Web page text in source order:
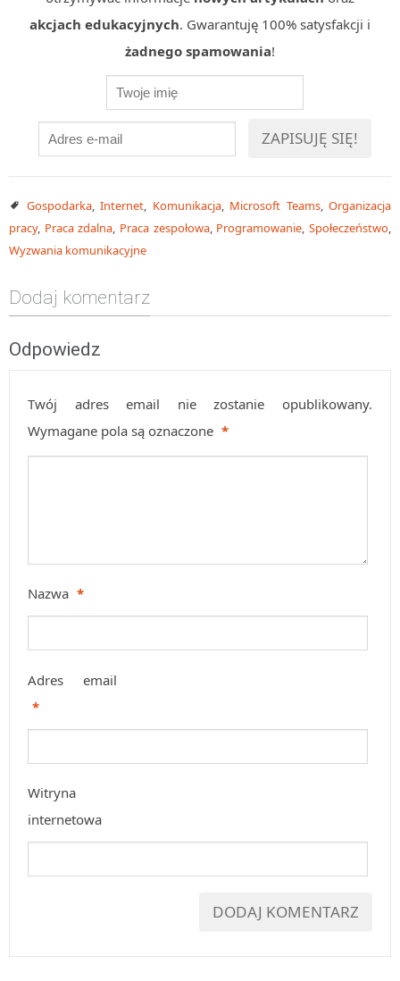
akcjach edukacyjnych. Gwarantuję 100% satysfakcji i
żadnego spamowania!
Gospodarka,Internet, Komunikacja, Microsoft Teams,Organizacja
pracy, Praca zdalna, Praca zespołowa, Programowanie,Społeczeństwo,
Wyzwania komunikacyjne
Dodaj komentarz
Odpowiedz
Twój adres email nie zostanie opublikowany.
Wymagane pola są oznaczone *
Nazwa *
Adres email
*
Witryna
internetowa